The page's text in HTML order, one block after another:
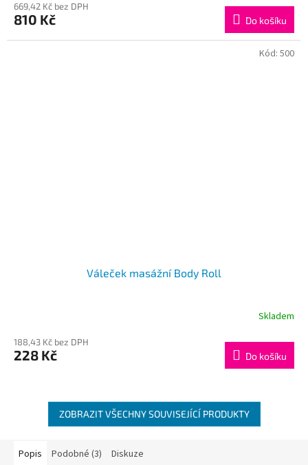
669,42 Kč bez DPH
810 Kč Do košíku
Váleček masážní Body Roll
Skladem
188,43 Kč bez DPH
228 Kč Do košíku
Kód: 500
ZOBRAZIT VŠECHNY SOUVISEJÍCÍ PRODUKTY
Popis Podobné (3) Diskuze